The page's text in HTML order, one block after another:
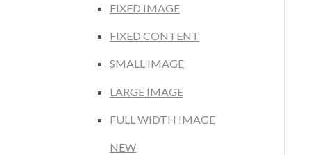
FIXED IMAGE
FIXED CONTENT
SMALL IMAGE
LARGE IMAGE
FULL WIDTH IMAGE
NEW